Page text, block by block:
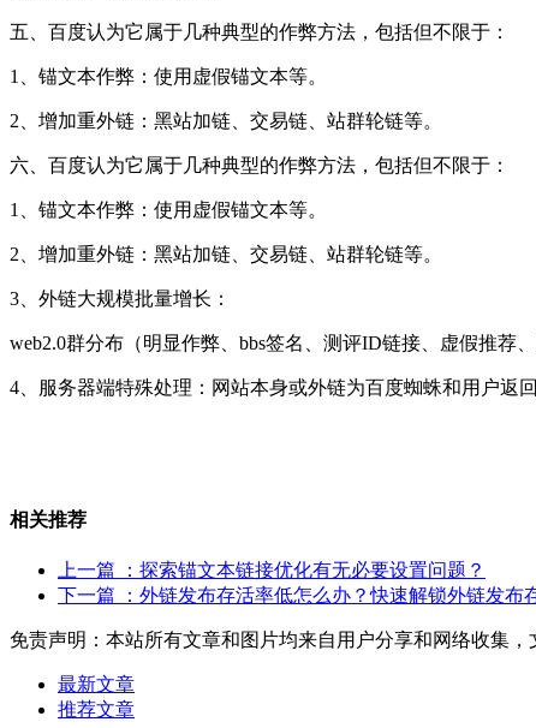
五、百度认为它属于几种典型的作弊方法，包括但不限于：
1、锚文本作弊：使用虚假锚文本等。
2、增加重外链：黑站加链、交易链、站群轮链等。
六、百度认为它属于几种典型的作弊方法，包括但不限于：
1、锚文本作弊：使用虚假锚文本等。
2、增加重外链：黑站加链、交易链、站群轮链等。
3、外链大规模批量增长：
web2.0群分布（明显作弊、bbs签名、测评ID链接、虚假推
4、服务器端特殊处理：网站本身或外链为百度蜘蛛和用户返回
相关推荐
上一篇
：探索锚文本链接优化有无必要设置问题？
下一篇
：外链发布存活率低怎么办？快速解锁外链发布
免责声明：本站所有文章和图片均来自用户分享和网络收集
最新文章
推荐文章